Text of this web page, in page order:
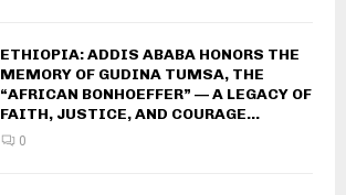
ETHIOPIA: ADDIS ABABA HONORS THE
MEMORY OF GUDINA TUMSA, THE
“AFRICAN BONHOEFFER” — A LEGACY OF
FAITH, JUSTICE, AND COURAGE...
0